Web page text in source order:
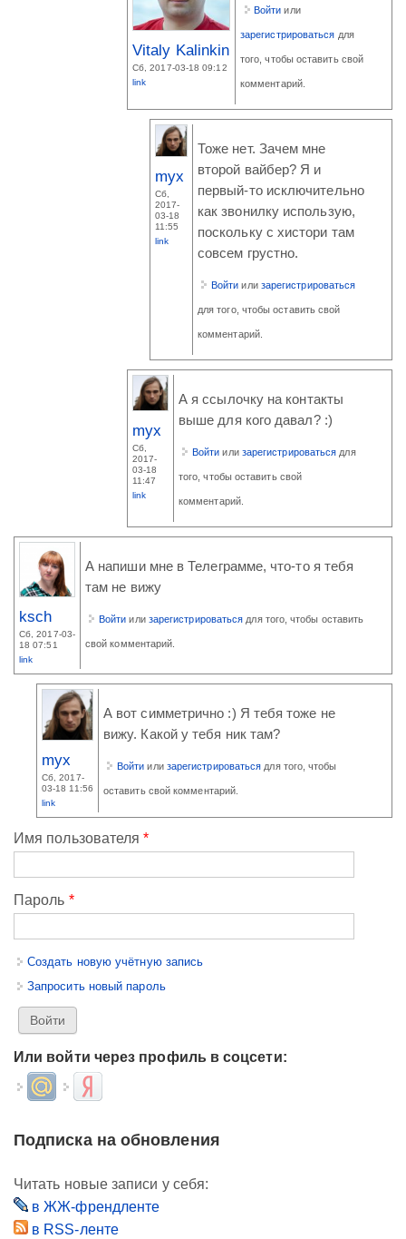
Vitaly Kalinkin
Сб, 2017-03-18 09:12
link
Войти или
зарегистрироваться для
того, чтобы оставить свой
комментарий.
myx
Сб,
2017-
03-18
11:55
link
Тоже нет. Зачем мне
второй вайбер? Я и
первый-то исключительно
как звонилку использую,
поскольку с хистори там
совсем грустно.
Войти или зарегистрироваться
для того, чтобы оставить свой
комментарий.
myx
Сб,
2017-
03-18
11:47
link
А я ссылочку на контакты
выше для кого давал? :)
Войти или зарегистрироваться для
того, чтобы оставить свой
комментарий.
ksch
Сб, 2017-03-
18 07:51
link
А напиши мне в Телеграмме, что-то я тебя
там не вижу
Войти или зарегистрироваться для того, чтобы оставить
свой комментарий.
myx
Сб, 2017-
03-18 11:56
link
А вот симметрично :) Я тебя тоже не
вижу. Какой у тебя ник там?
Войти или зарегистрироваться для того, чтобы
оставить свой комментарий.
Имя пользователя*
Пароль *
Создать новую учётную запись
Запросить новый пароль
Или войти через профиль в соцсети:
Login with Mail.ruLogin with Яндекс
Подписка на обновления
Читать новые записи у себя:
в ЖЖ-френдленте
в RSS-ленте